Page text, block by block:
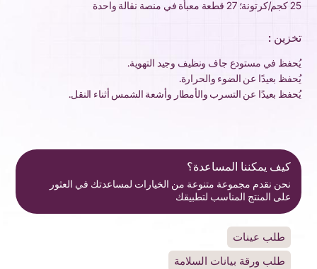
25 كجم/كرتونة؛ 27 قطعة معبأة في منصة نقالة واحدة
تخزين :
يُحفظ في مستودع جاف ونظيف وجيد التهوية.
يُحفظ بعيدًا عن الضوء والحرارة.
يُحفظ بعيدًا عن التسرب والأمطار وأشعة الشمس أثناء النقل.
كيف يمكننا المساعدة؟
نحن نقدم مجموعة متنوعة من الخيارات لمساعدتك في العثور
على المنتج المناسب لتطبيقك
طلب عينات
طلب ورقة بيانات السلامة